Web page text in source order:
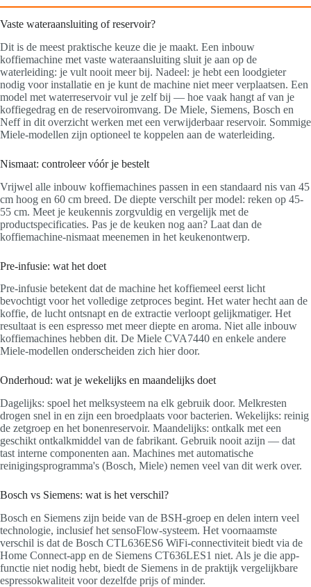
Vaste wateraansluiting of reservoir?
Dit is de meest praktische keuze die je maakt. Een inbouw
koffiemachine met vaste wateraansluiting sluit je aan op de
waterleiding: je vult nooit meer bij. Nadeel: je hebt een loodgieter
nodig voor installatie en je kunt de machine niet meer verplaatsen. Een
model met waterreservoir vul je zelf bij — hoe vaak hangt af van je
koffiegedrag en de reservoiromvang. De Miele, Siemens, Bosch en
Neff in dit overzicht werken met een verwijderbaar reservoir. Sommige
Miele-modellen zijn optioneel te koppelen aan de waterleiding.
Nismaat: controleer vóór je bestelt
Vrijwel alle inbouw koffiemachines passen in een standaard nis van 45
cm hoog en 60 cm breed. De diepte verschilt per model: reken op 45-
55 cm. Meet je keukennis zorgvuldig en vergelijk met de
productspecificaties. Pas je de keuken nog aan? Laat dan de
koffiemachine-nismaat meenemen in het keukenontwerp.
Pre-infusie: wat het doet
Pre-infusie betekent dat de machine het koffiemeel eerst licht
bevochtigt voor het volledige zetproces begint. Het water hecht aan de
koffie, de lucht ontsnapt en de extractie verloopt gelijkmatiger. Het
resultaat is een espresso met meer diepte en aroma. Niet alle inbouw
koffiemachines hebben dit. De Miele CVA7440 en enkele andere
Miele-modellen onderscheiden zich hier door.
Onderhoud: wat je wekelijks en maandelijks doet
Dagelijks: spoel het melksysteem na elk gebruik door. Melkresten
drogen snel in en zijn een broedplaats voor bacterien. Wekelijks: reinig
de zetgroep en het bonenreservoir. Maandelijks: ontkalk met een
geschikt ontkalkmiddel van de fabrikant. Gebruik nooit azijn — dat
tast interne componenten aan. Machines met automatische
reinigingsprogramma's (Bosch, Miele) nemen veel van dit werk over.
Bosch vs Siemens: wat is het verschil?
Bosch en Siemens zijn beide van de BSH-groep en delen intern veel
technologie, inclusief het sensoFlow-systeem. Het voornaamste
verschil is dat de Bosch CTL636ES6 WiFi-connectiviteit biedt via de
Home Connect-app en de Siemens CT636LES1 niet. Als je die app-
functie niet nodig hebt, biedt de Siemens in de praktijk vergelijkbare
espressokwaliteit voor dezelfde prijs of minder.